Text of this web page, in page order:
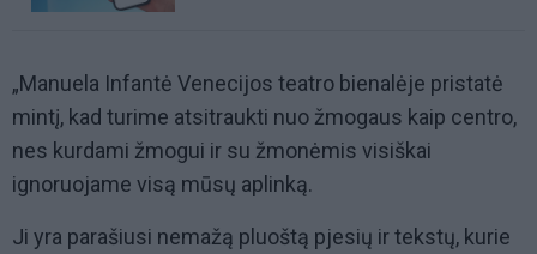
„Manuela Infantė Venecijos teatro bienalėje pristatė
mintį, kad turime atsitraukti nuo žmogaus kaip centro,
nes kurdami žmogui ir su žmonėmis visiškai
ignoruojame visą mūsų aplinką.
Ji yra parašiusi nemažą pluoštą pjesių ir tekstų, kurie